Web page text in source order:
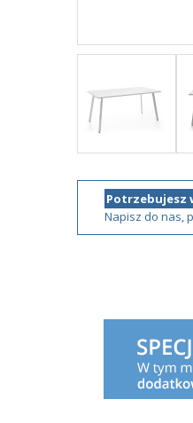
Potrzebujesz
Napisz do nas,